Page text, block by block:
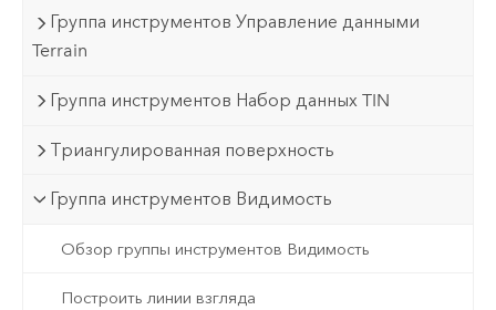
Группа инструментов Управление данными
Terrain
Группа инструментов Набор данных TIN
Триангулированная поверхность
Группа инструментов Видимость
Обзор группы инструментов Видимость
Построить линии взгляда